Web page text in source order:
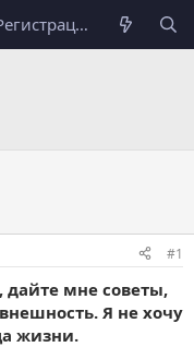
Регистрация
#1
дайте мне советы,
Я не хочу
жизни.